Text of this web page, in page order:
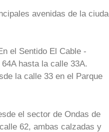
avenidas de la
el Sentido El Cable -
hasta la calle 33A.
la calle 33 en el Parque
el sector de Ondas de
62, ambas calzadas y